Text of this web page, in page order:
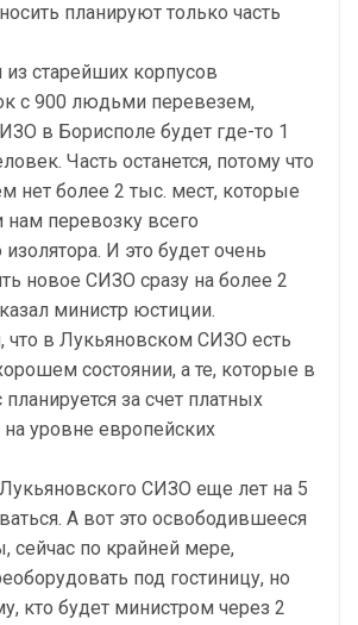
планируют только часть
из старейших корпусов
с 900 людьми перевезем,
в Борисполе будет где-то 1
Часть останется, потому что
нет более 2 тыс. мест, которые
перевозку всего
И это будет очень
новое СИЗО сразу на более 2
министр юстиции.
что в Лукьяновском СИЗО есть
состоянии, а те, которые в
за счет платных
уровне европейских
Лукьяновского СИЗО еще лет на 5
А вот это освободившееся
по крайней мере,
под гостиницу, но
кто будет министром через 2